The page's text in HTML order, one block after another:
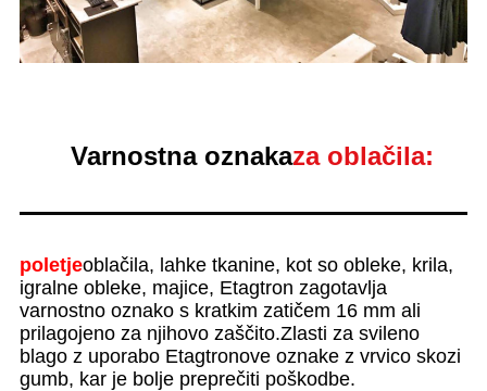
Varnostna oznakaza oblačila:
poletjeoblačila, lahke tkanine, kot so obleke, krila,
igralne obleke, majice, Etagtron zagotavlja
varnostno oznako s kratkim zatičem 16 mm ali
prilagojeno za njihovo zaščito.Zlasti za svileno
blago z uporabo Etagtronove oznake z vrvico skozi
gumb, kar je bolje preprečiti poškodbe.